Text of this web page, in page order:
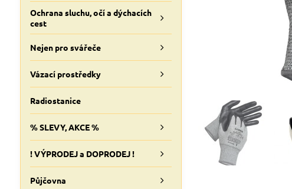
Ochrana sluchu, očí a dýchacích
cest
Nejen pro svářeče
Vázací prostředky
Radiostanice
% SLEVY, AKCE %
! VÝPRODEJ a DOPRODEJ !
Půjčovna